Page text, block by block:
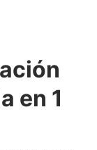
en 1